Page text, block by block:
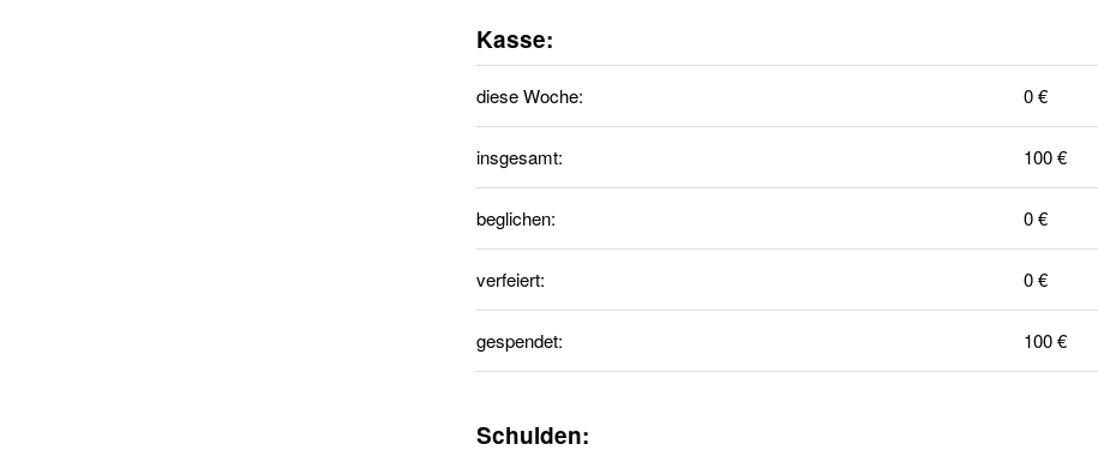
Kasse:
diese Woche: 0 €
insgesamt: 100 €
beglichen: 0 €
verfeiert: 0 €
gespendet: 100 €
Schulden: